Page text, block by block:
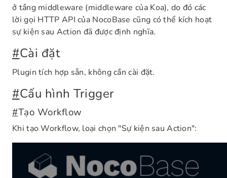
ở tầng middleware (middleware của Koa), do đó các
lời gọi HTTP API của NocoBase cũng có thể kích hoạt
sự kiện sau Action đã được định nghĩa.
#Cài đặt
Plugin tích hợp sẵn, không cần cài đặt.
#Cấu hình Trigger
#Tạo Workflow
Khi tạo Workflow, loại chọn "Sự kiện sau Action":